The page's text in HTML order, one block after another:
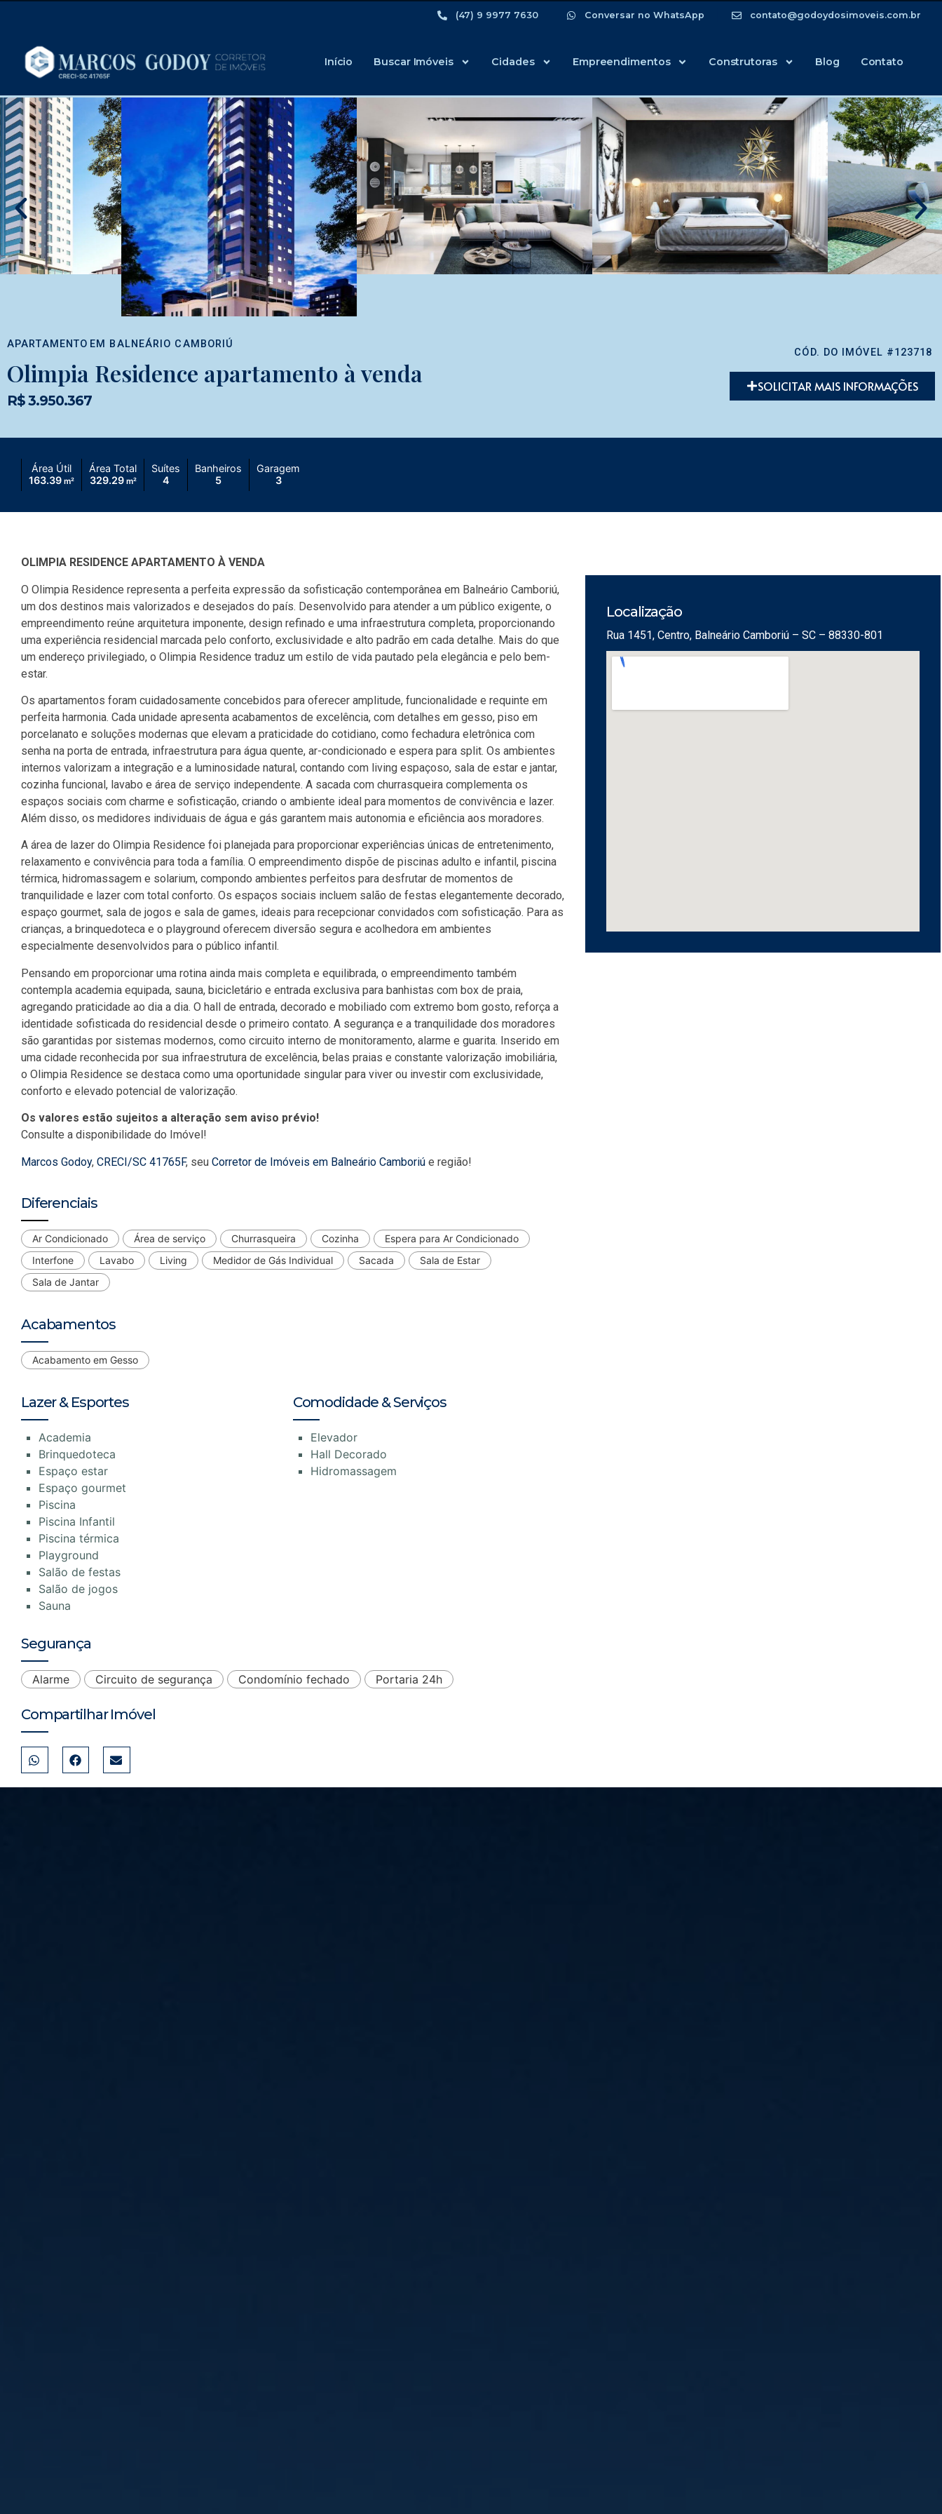
(47) 9 9977 7630 Conversar no WhatsApp contato@godoydosimoveis.com.br
Início Buscar Imóveis Cidades Empreendimentos Construtoras Blog Contato
APARTAMENTO EM BALNEÁRIO CAMBORIÚ
Olimpia Residence apartamento à venda
R$ 3.950.367
CÓD. DO IMÓVEL #123718
SOLICITAR MAIS INFORMAÇÕES
Área Útil
163.39 m²
Área Total
329.29m²
Suítes
4
Banheiros
5
Garagem
3
OLIMPIA RESIDENCE APARTAMENTO À VENDA
O Olimpia Residence representa a perfeita expressão da sofisticação contemporânea em Balneário Camboriú,
um dos destinos mais valorizados e desejados do país. Desenvolvido para atender a um público exigente, o
empreendimento reúne arquitetura imponente, design refinado e uma infraestrutura completa, proporcionando
uma experiência residencial marcada pelo conforto, exclusividade e alto padrão em cada detalhe. Mais do que
um endereço privilegiado, o Olimpia Residence traduz um estilo de vida pautado pela elegância e pelo bem-
estar.
Os apartamentos foram cuidadosamente concebidos para oferecer amplitude, funcionalidade e requinte em
perfeita harmonia. Cada unidade apresenta acabamentos de excelência, com detalhes em gesso, piso em
porcelanato e soluções modernas que elevam a praticidade do cotidiano, como fechadura eletrônica com
senha na porta de entrada, infraestrutura para água quente, ar-condicionado e espera para split. Os ambientes
internos valorizam a integração e a luminosidade natural, contando com living espaçoso, sala de estar e jantar,
cozinha funcional, lavabo e área de serviço independente. A sacada com churrasqueira complementa os
espaços sociais com charme e sofisticação, criando o ambiente ideal para momentos de convivência e lazer.
Além disso, os medidores individuais de água e gás garantem mais autonomia e eficiência aos moradores.
A área de lazer do Olimpia Residence foi planejada para proporcionar experiências únicas de entretenimento,
relaxamento e convivência para toda a família. O empreendimento dispõe de piscinas adulto e infantil, piscina
térmica, hidromassagem e solarium, compondo ambientes perfeitos para desfrutar de momentos de
tranquilidade e lazer com total conforto. Os espaços sociais incluem salão de festas elegantemente decorado,
espaço gourmet, sala de jogos e sala de games, ideais para recepcionar convidados com sofisticação. Para as
crianças, a brinquedoteca e o playground oferecem diversão segura e acolhedora em ambientes
especialmente desenvolvidos para o público infantil.
Pensando em proporcionar uma rotina ainda mais completa e equilibrada, o empreendimento também
contempla academia equipada, sauna, bicicletário e entrada exclusiva para banhistas com box de praia,
agregando praticidade ao dia a dia. O hall de entrada, decorado e mobiliado com extremo bom gosto, reforça a
identidade sofisticada do residencial desde o primeiro contato. A segurança e a tranquilidade dos moradores
são garantidas por sistemas modernos, como circuito interno de monitoramento, alarme e guarita. Inserido em
uma cidade reconhecida por sua infraestrutura de excelência, belas praias e constante valorização imobiliária,
o Olimpia Residence se destaca como uma oportunidade singular para viver ou investir com exclusividade,
conforto e elevado potencial de valorização.
Os valores estão sujeitos a alteração sem aviso prévio!
Consulte a disponibilidade do Imóvel!
Marcos Godoy, CRECI/SC 41765F, seu Corretor de Imóveis em Balneário Camboriú e região!
Diferenciais
Ar Condicionado Área de serviço Churrasqueira Cozinha
Espera para Ar Condicionado
Interfone
Lavabo Living Medidor de Gás Individual Sacada
Sala de Estar
Sala de Jantar
Acabamentos
Acabamento em Gesso
Lazer & Esportes
Academia
Brinquedoteca
Espaço estar
Espaço gourmet
Piscina
Piscina Infantil
Piscina térmica
Playground
Salão de festas
Salão de jogos
Sauna
Comodidade & Serviços
Elevador
Hall Decorado
Hidromassagem
Segurança
Alarme Circuito de segurança Condomínio fechado Portaria 24h
Compartilhar Imóvel
Localização
Rua 1451, Centro, Balneário Camboriú – SC – 88330-801